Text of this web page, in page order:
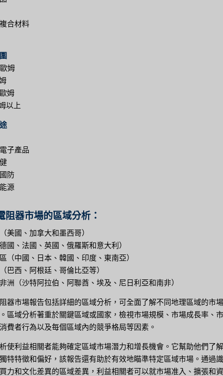
合材料
姆
姆
以上
子產品
防
源
阻器市場的區域分析：
美國、加拿大和墨西哥）
國、法國、英國、俄羅斯和意大利）
（中國、日本、韓國、印度、東南亞）
巴西、阿根廷、哥倫比亞等）
洲（沙特阿拉伯、阿聯酋、埃及、尼日利亞和南非）
器市場報告包括詳細的區域分析，可全面了解不同地理區域的市
區域分析著重於關鍵區域或國家，檢視市場規模、市場成長率、
費者行為以及每個區域內的競爭格局等因素。
使利益相關者能夠確定區域市場潛力和增長機會。它幫助他們了
特特徵和偏好，該報告還有助於有效地瞄準特定區域市場。通過
力和文化差異的區域差異，利益相關者可以就市場准入、擴張和